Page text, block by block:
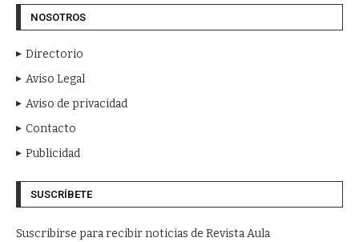
NOSOTROS
Directorio
Aviso Legal
Aviso de privacidad
Contacto
Publicidad
SUSCRÍBETE
Suscribirse para recibir noticias de Revista Aula